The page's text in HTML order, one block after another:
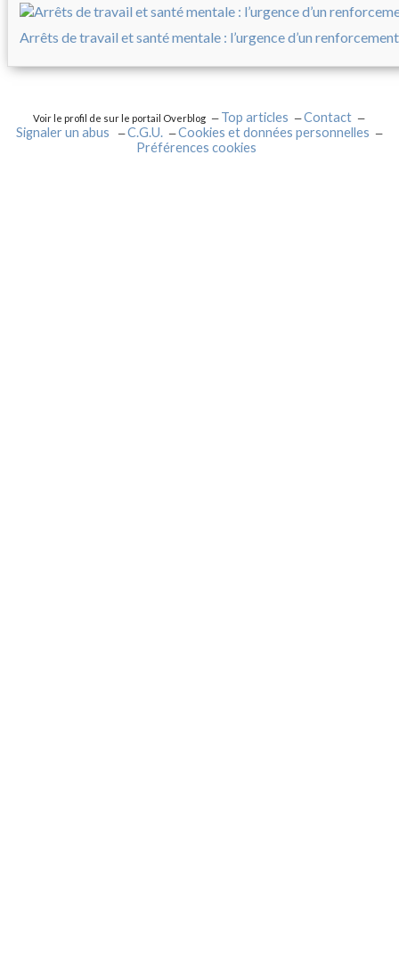
Arrêts de travail et santé mentale : l’urgence d’un
Voir le profil de sur le portail Overblog Top articles
Contact
Signaler un abus
C.G.U.
Cookies et données personnelles
Préférences cookies